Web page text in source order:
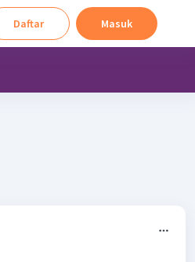
Daftar Masuk